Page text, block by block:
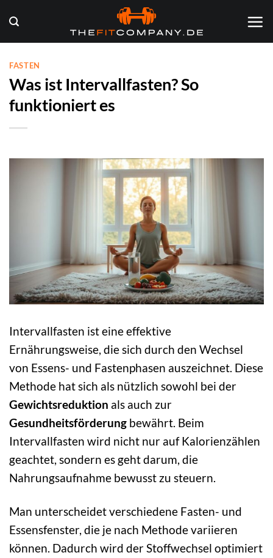
Inhalt
springen
FASTEN
Was ist Intervallfasten? So
funktioniert es
Intervallfasten ist eine effektive
Ernährungsweise, die sich durch den Wechsel
von Essens- und Fastenphasen auszeichnet. Diese
Methode hat sich als nützlich sowohl bei der
Gewichtsreduktion als auch zur
Gesundheitsförderung bewährt. Beim
Intervallfasten wird nicht nur auf Kalorienzählen
geachtet, sondern es geht darum, die
Nahrungsaufnahme bewusst zu steuern.
Man unterscheidet verschiedene Fasten- und
Essensfenster, die je nach Methode variieren
können. Dadurch wird der Stoffwechsel optimiert